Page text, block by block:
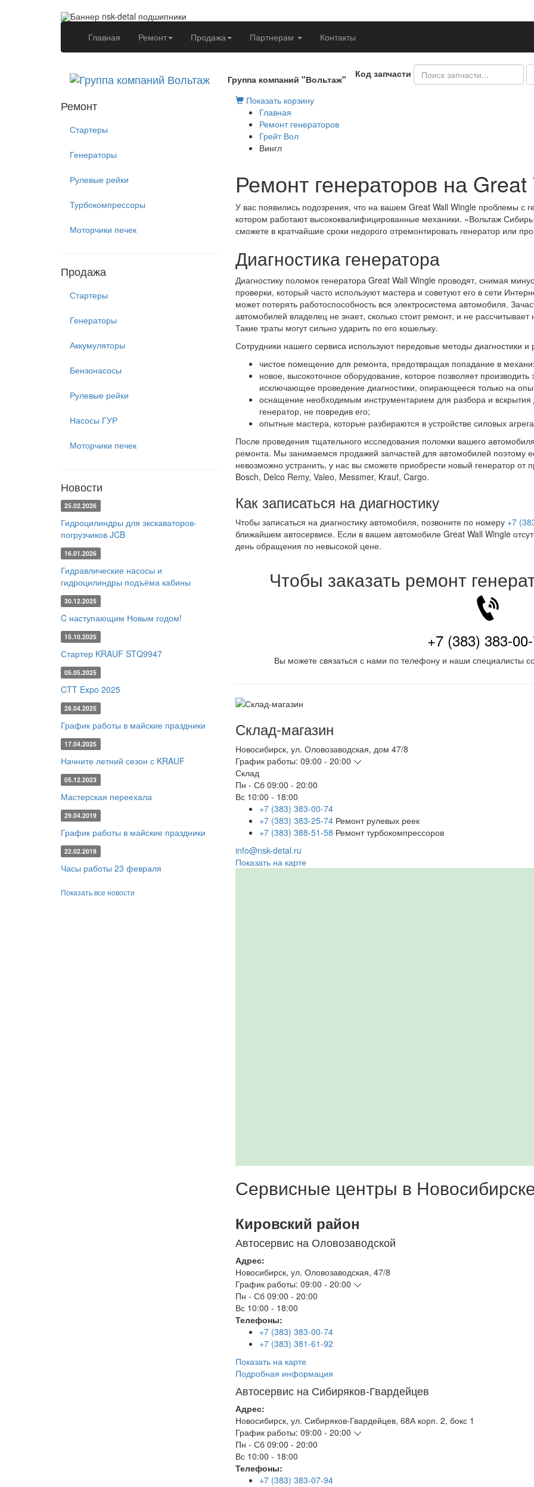
Главная (current)Ремонт Продажа Партнерам Контакты
Группа компаний "Вольтаж"
Код запчасти
Ремонт
Стартеры
Генераторы
Рулевые рейки
Турбокомпрессоры
Моторчики печек
Продажа
Стартеры
Генераторы
Аккумуляторы
Бензонасосы
Рулевые рейки
Насосы ГУР
Моторчики печек
Новости
25.02.2026
Гидроцилиндры для экскаваторов-
погрузчиков JCB
16.01.2026
Гидравлические насосы и
гидроцилиндры подъёма кабины
30.12.2025
C наступающим Новым годом!
15.10.2025
Стартер KRAUF STQ9947
05.05.2025
CTT Expo 2025
28.04.2025
График работы в майские праздники
17.04.2025
Начните летний сезон с KRAUF
05.12.2023
Мастерская переехала
29.04.2019
График работы в майские праздники
22.02.2019
Часы работы 23 февраля
Показать все новости
Показать корзину
Главная
Ремонт генераторов
Грейт Вол
Вингл
Ремонт генераторов на
У вас появились подозрения, что на вашем Great Wall Wingle проблемы с
котором работают высококвалифицированные механики. «Вольтаж
сможете в кратчайшие сроки недорого отремонтировать генератор или
Диагностика генератора
Диагностику поломок генератора Great Wall Wingle проводят, снимая
проверки, который часто используют мастера и советуют его в сети
может потерять работоспособность вся электросистема автомобиля.
автомобилей владелец не знает, сколько стоит ремонт, и не
Такие траты могут сильно ударить по его кошельку.
Сотрудники нашего сервиса используют передовые методы диагностики
чистое помещение для ремонта, предотвращая попадание в
новое, высокоточное оборудование, которое позволяет
исключающее проведение диагностики, опирающееся только на
оснащение необходимым инструментарием для разбора и вскрытия
генератор, не повредив его;
опытные мастера, которые разбираются в устройстве силовых
После проведения тщательного исследования поломки вашего
ремонта. Мы занимаемся продажей запчастей для автомобилей поэтому
невозможно устранить, у нас вы сможете приобрести новый генератор
Bosch, Delco Remy, Valeo, Messmer, Krauf, Cargo.
Как записаться на диагностику
Чтобы записаться на диагностику автомобиля, позвоните по номеру +7
ближайшем автосервисе. Если в вашем автомобиле Great Wall Wingle
день обращения по невысокой цене.
Чтобы заказать ремонт
+7 (383) 383-
Вы можете связаться с нами по телефону и наши специалисты
Склад-магазин
Новосибирск, ул. Оловозаводская, дом 47/8
График работы: 09:00 - 20:00
Склад
Пн - Сб 09:00 - 20:00
Вс 10:00 - 18:00
+7 (383) 383-00-74
+7 (383) 383-25-74 Ремонт рулевых реек
+7 (383) 388-51-58 Ремонт турбокомпрессоров
info@nsk-detal.ru
Показать на карте
Сервисные центры в
Кировский район
Автосервис на Оловозаводской
Адрес:
Новосибирск, ул. Оловозаводская, 47/8
График работы: 09:00 - 20:00
Пн - Сб 09:00 - 20:00
Вс 10:00 - 18:00
Телефоны:
+7 (383) 383-00-74
+7 (383) 381-61-92
Показать на карте
Подробная информация
Автосервис на Сибиряков-Гвардейцев
Адрес:
Новосибирск, ул. Сибиряков-Гвардейцев, 68А корп. 2, бокс 1
График работы: 09:00 - 20:00
Пн - Сб 09:00 - 20:00
Вс 10:00 - 18:00
Телефоны:
+7 (383) 383-07-94